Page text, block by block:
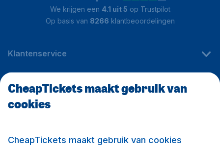
We krijgen een 4.1 uit 5 op Trustpilot
Op basis van 8266 klantbeoordelingen
Klantenservice
CheapTickets.be
CheapTickets maakt gebruik van
cookies
CheapTickets maakt gebruik van cookies